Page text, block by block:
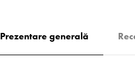
Prezentare generală